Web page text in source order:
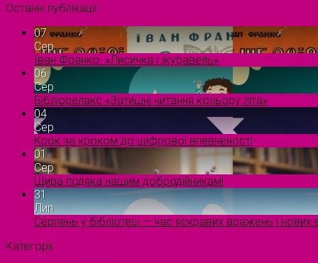
Останні публікації
07
Сер
Іван Франко. «Лисичка і журавель»
06
Сер
Бібліорелакс «Затишні читання кольору літа»
04
Сер
Крок за кроком до цифрової впевненості
01
Сер
Щира подяка нашим добродійникам!
31
Лип
Серпень у бібліотеці — час яскравих вражень і нових
Категорії